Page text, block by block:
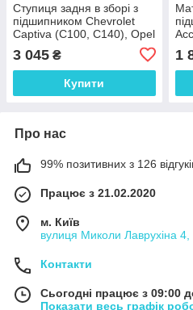
Ступиця задня в зборі з
підшипником Chevrolet
Captiva (C100, C140), Opel
3 045 ₴
Купити
1
Про нас
99% позитивних з 126
Працює з 21.02.2020
м. Київ
вулиця Миколи Лаврухіна 4,
Контакти
Сьогодні працює з 09:00
Показати весь графік